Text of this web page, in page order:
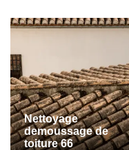
Nettoyage
demoussage de
toiture 66